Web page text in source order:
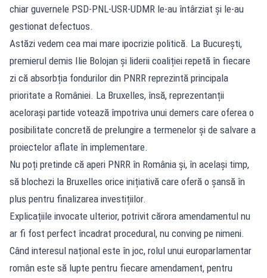
chiar guvernele PSD-PNL-USR-UDMR le-au întârziat și le-au
gestionat defectuos.
Astăzi vedem cea mai mare ipocrizie politică. La București,
premierul demis Ilie Bolojan și liderii coaliției repetă în fiecare
zi că absorbția fondurilor din PNRR reprezintă principala
prioritate a României. La Bruxelles, însă, reprezentanții
acelorași partide votează împotriva unui demers care oferea o
posibilitate concretă de prelungire a termenelor și de salvare a
proiectelor aflate în implementare.
Nu poți pretinde că aperi PNRR în România și, în același timp,
să blochezi la Bruxelles orice inițiativă care oferă o șansă în
plus pentru finalizarea investițiilor.
Explicațiile invocate ulterior, potrivit cărora amendamentul nu
ar fi fost perfect încadrat procedural, nu conving pe nimeni.
Când interesul național este în joc, rolul unui europarlamentar
român este să lupte pentru fiecare amendament, pentru